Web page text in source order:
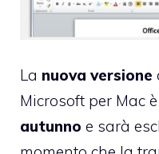
La nuova versione
Microsoft per Mac
autunno e sarà